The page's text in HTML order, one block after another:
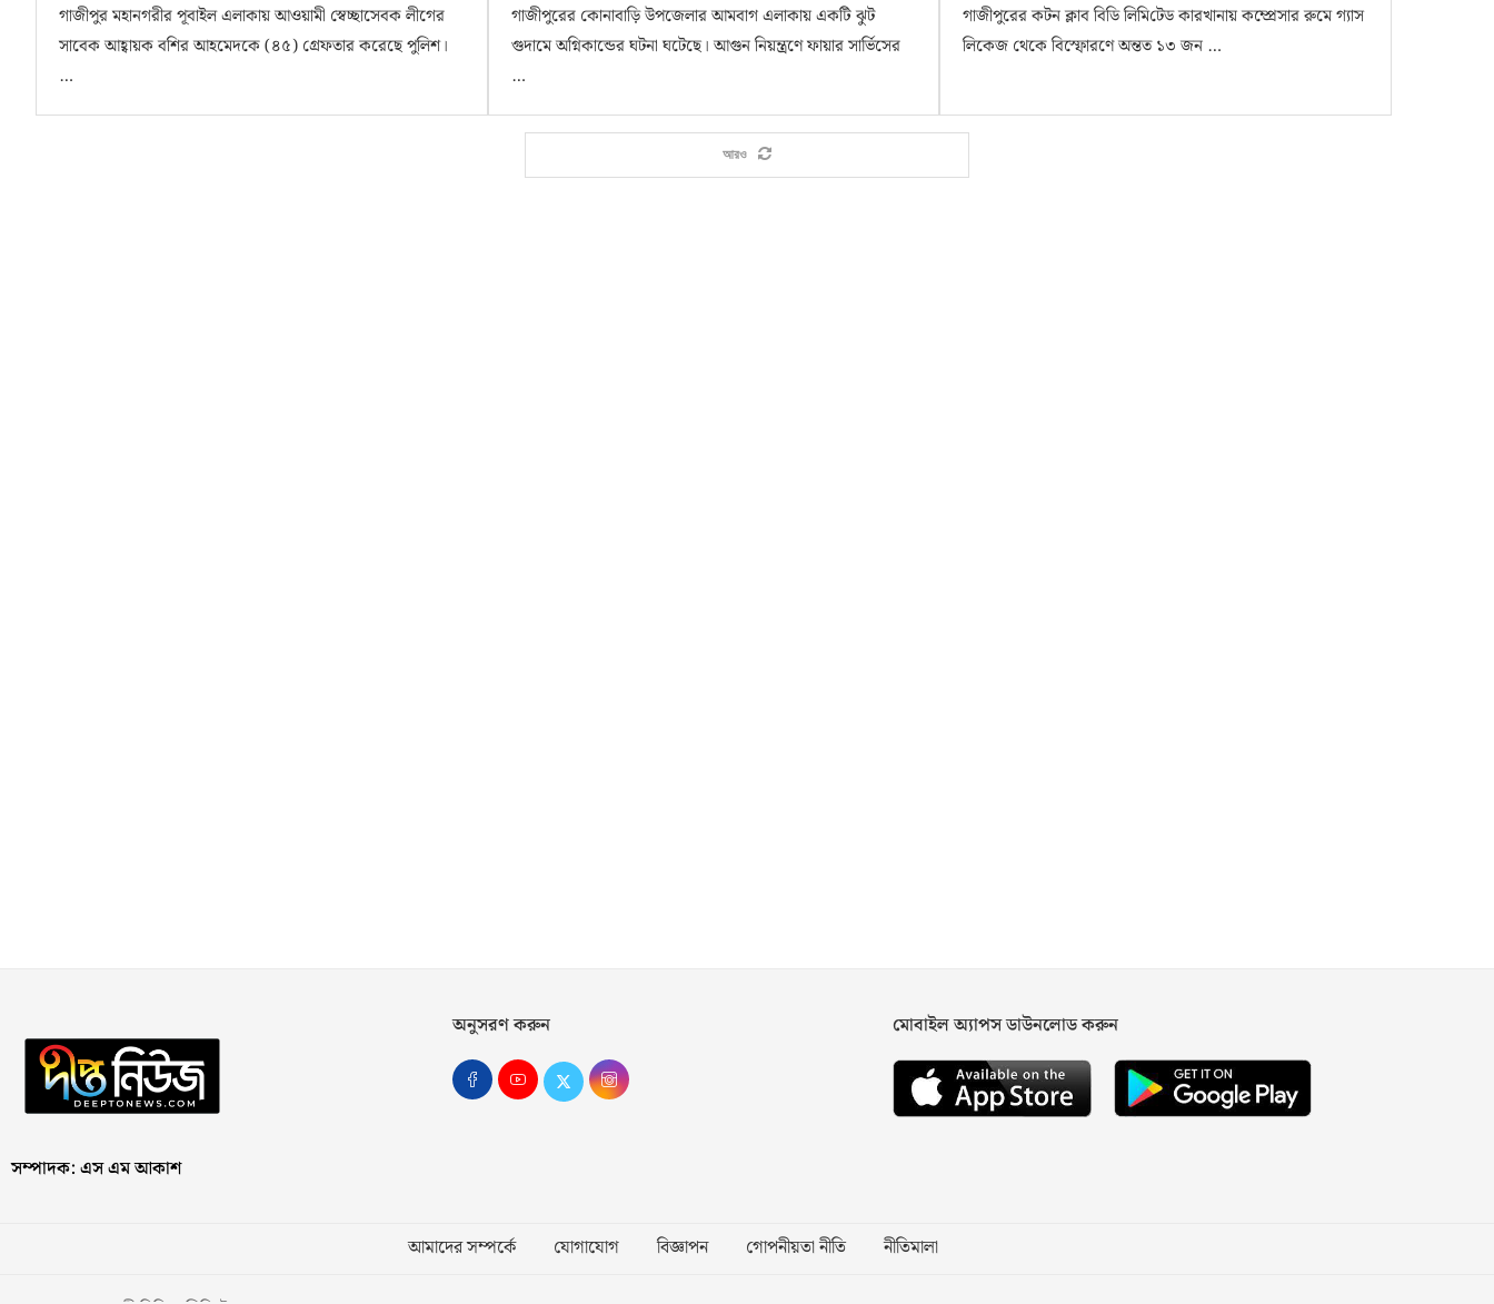
গাজীপুর মহানগরীর পূবাইল এলাকায় আওয়ামী স্বেচ্ছাসেবক লীগের
সাবেক আহ্বায়ক বশির আহমেদকে (৪৫) গ্রেফতার করেছে পুলিশ।
…
গাজীপুরের কোনাবাড়ি উপজেলার আমবাগ এলাকায় একটি ঝুট
গুদামে অগ্নিকান্ডের ঘটনা ঘটেছে। আগুন নিয়ন্ত্রণে ফায়ার সার্ভিসের
…
গাজীপুরের কটন ক্লাব বিডি লি‌মি‌টেড কারখানায় কম্প্রেসার রুমে গ্যাস
লিকেজ থেকে বিস্ফোরণে অন্তত ১৩ জন …
আরও
সম্পাদক: এস এম আকাশ
অনুসরণ করুন মোবাইল অ্যাপস ডাউনলোড করুন
আমাদের সম্পর্কে যোগাযোগ বিজ্ঞাপন গোপনীয়তা নীতি নীতিমালা